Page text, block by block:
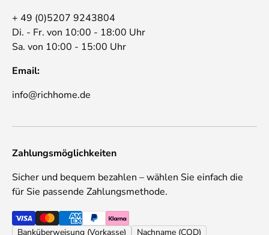
+ 49 (0)5207 9243804
Di. - Fr. von 10:00 - 18:00 Uhr
Sa. von 10:00 - 15:00 Uhr
Email:
info@richhome.de
Zahlungsmöglichkeiten
Sicher und bequem bezahlen – wählen Sie einfach die
für Sie passende Zahlungsmethode.
Banküberweisung (Vorkasse) Nachname (COD)